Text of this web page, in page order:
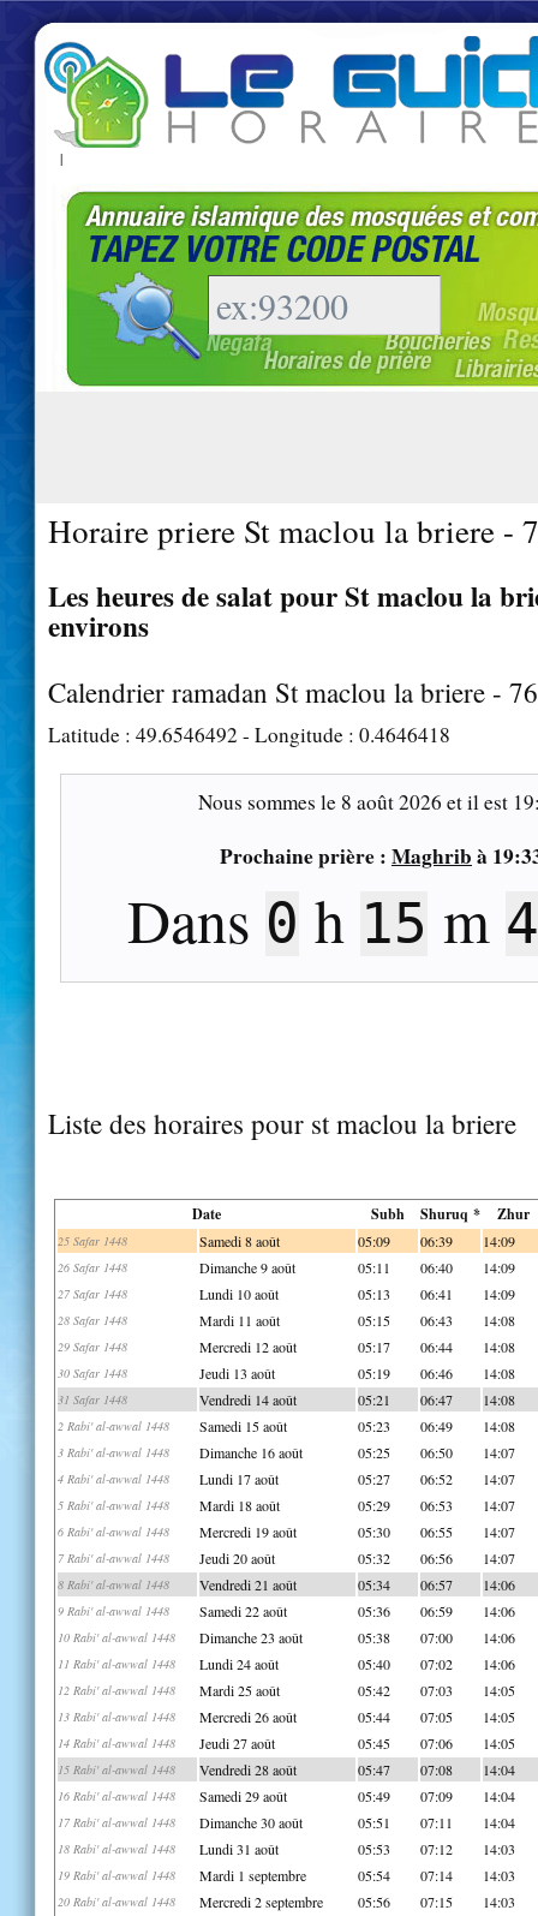
|
Horaire priere St maclou la briere -
Les heures de salat pour St maclou la
environs
Calendrier ramadan St maclou la briere -
Latitude : 49.6546492 - Longitude : 0.4646418
Nous sommes le 8 août 2026 et il est
Prochaine prière : Maghrib à
Dans 0 h 15 m
Liste des horaires pour st maclou la briere
Date Subh Shuruq * Zhur
25 Safar 1448 Samedi 8 août 05:09 06:39 14:09
26 Safar 1448 Dimanche 9 août 05:11 06:40 14:09
27 Safar 1448 Lundi 10 août 05:13 06:41 14:09
28 Safar 1448 Mardi 11 août 05:15 06:43 14:08
29 Safar 1448 Mercredi 12 août 05:17 06:44 14:08
30 Safar 1448 Jeudi 13 août 05:19 06:46 14:08
31 Safar 1448 Vendredi 14 août 05:21 06:47 14:08
2 Rabi' al-awwal 1448 Samedi 15 août 05:23 06:49 14:08
3 Rabi' al-awwal 1448 Dimanche 16 août 05:25 06:50 14:07
4 Rabi' al-awwal 1448 Lundi 17 août 05:27 06:52 14:07
5 Rabi' al-awwal 1448 Mardi 18 août 05:29 06:53 14:07
6 Rabi' al-awwal 1448 Mercredi 19 août 05:30 06:55 14:07
7 Rabi' al-awwal 1448 Jeudi 20 août 05:32 06:56 14:07
8 Rabi' al-awwal 1448 Vendredi 21 août 05:34 06:57 14:06
9 Rabi' al-awwal 1448 Samedi 22 août 05:36 06:59 14:06
10 Rabi' al-awwal 1448 Dimanche 23 août 05:38 07:00 14:06
11 Rabi' al-awwal 1448 Lundi 24 août 05:40 07:02 14:06
12 Rabi' al-awwal 1448 Mardi 25 août 05:42 07:03 14:05
13 Rabi' al-awwal 1448 Mercredi 26 août 05:44 07:05 14:05
14 Rabi' al-awwal 1448 Jeudi 27 août 05:45 07:06 14:05
15 Rabi' al-awwal 1448 Vendredi 28 août 05:47 07:08 14:04
16 Rabi' al-awwal 1448 Samedi 29 août 05:49 07:09 14:04
17 Rabi' al-awwal 1448 Dimanche 30 août 05:51 07:11 14:04
18 Rabi' al-awwal 1448 Lundi 31 août 05:53 07:12 14:03
19 Rabi' al-awwal 1448 Mardi 1 septembre 05:54 07:14 14:03
20 Rabi' al-awwal 1448 Mercredi 2 septembre 05:56 07:15 14:03